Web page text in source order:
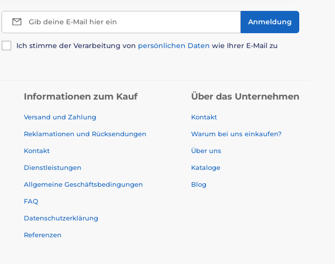
Gib deine E-Mail hier ein Anmeldung
Ich stimme der Verarbeitung von persönlichen Daten wie Ihrer E-Mail zu
Informationen zum Kauf
Versand und Zahlung
Reklamationen und Rücksendungen
Kontakt
Dienstleistungen
Allgemeine Geschäftsbedingungen
FAQ
Datenschutzerklärung
Referenzen
Über das Unternehmen
Kontakt
Warum bei uns einkaufen?
Über uns
Kataloge
Blog